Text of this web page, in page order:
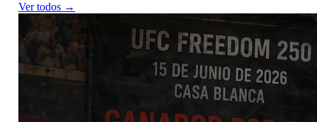
Ver todos →